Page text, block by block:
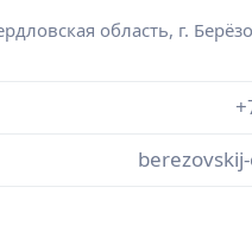
область, г.